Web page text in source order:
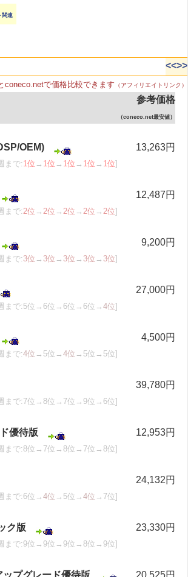
関連
<<>>
coneco.netで価格比較できます （アフィリエイトリンク）
参考価格
（coneco.net最安値）
OEM)
まで:1位 → 1位 → 1位 → 1位 → 1位]
13,263円
まで:2位 → 2位 → 2位 → 2位 → 2位]
12,487円
まで:3位 → 3位 → 3位 → 3位 → 3位]
9,200円
まで:5位→6位→6位→6位→ 4位]
27,000円
まで:4位 →5位→ 4位 →5位→5位]
4,500円
まで:7位→8位→7位→9位→6位]
39,780円
優待版
まで:8位→7位→8位→7位→8位]
12,953円
まで:6位→ 4位 →5位→ 4位 →7位]
24,132円
ク版
まで:9位→9位→9位→8位→9位]
23,330円
プグレード優待版 20,525円